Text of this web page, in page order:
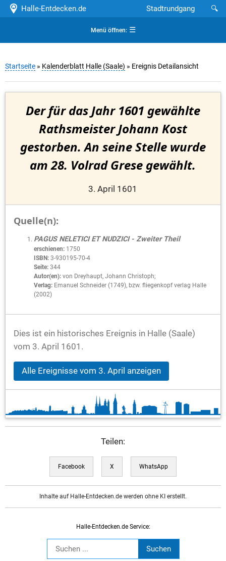
Halle-Entdecken.de 🔍
Stadtrundgang
Menü öffnen:☰
Startseite » Kalenderblatt Halle (Saale) » Ereignis Detailansicht
Der für das Jahr 1601 gewählte
Rathsmeister Johann Kost
gestorben. An seine Stelle wurde
am 28. Volrad Grese gewählt.
3. April 1601
Quelle(n):
PAGUS NELETICI ET NUDZICI - Zweiter Theil
erschienen: 1750
ISBN: 3-930195-70-4
Seite: 344
Autor(en): von Dreyhaupt, Johann Christoph;
Verlag: Emanuel Schneider (1749), bzw. fliegenkopf verlag Halle
(2002)
Dies ist ein historisches Ereignis in Halle (Saale)
vom 3. April 1601.
Alle Ereignisse vom 3. April anzeigen
Teilen:
Facebook X WhatsApp
Inhalte auf Halle-Entdecken.de werden ohne KI erstellt.
Halle-Entdecken.de Service: